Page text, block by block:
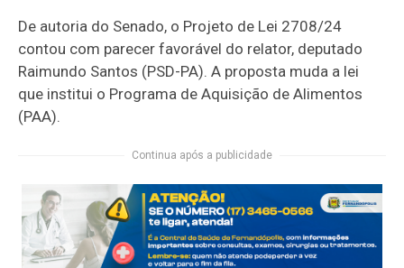
De autoria do Senado, o Projeto de Lei 2708/24
contou com parecer favorável do relator, deputado
Raimundo Santos (PSD-PA). A proposta muda a lei
que institui o Programa de Aquisição de Alimentos
(PAA).
Continua após a publicidade